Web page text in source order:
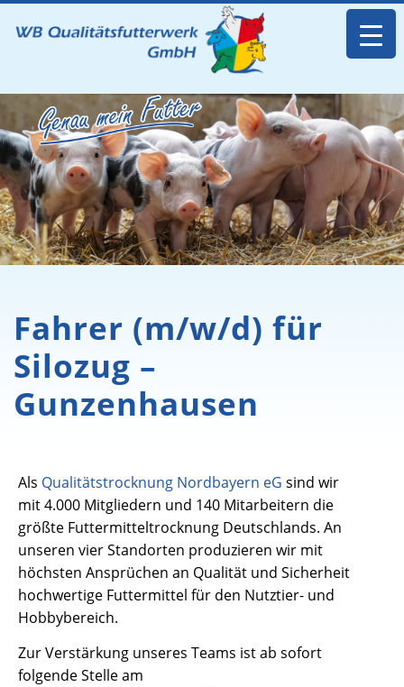
Fahrer (m/w/d) für
Silozug –
Gunzenhausen
Als Qualitätstrocknung Nordbayern eG sind wir
mit 4.000 Mitgliedern und 140 Mitarbeitern die
größte Futtermitteltrocknung Deutschlands. An
unseren vier Standorten produzieren wir mit
höchsten Ansprüchen an Qualität und Sicherheit
hochwertige Futtermittel für den Nutztier- und
Hobbybereich.
Zur Verstärkung unseres Teams ist ab sofort
folgende Stelle am